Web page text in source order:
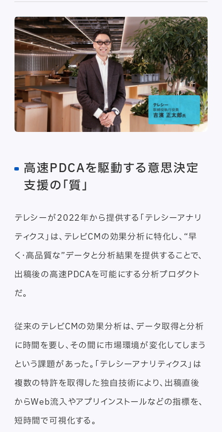
高速PDCAを駆動する意思決定
支援の「質」
テレシーが2022年から提供する「テレシーアナリ
ティクス」は、テレビCMの効果分析に特化し、“早
く・高品質な”データと分析結果を提供することで、
出稿後の高速PDCAを可能にする分析プロダクト
だ。
従来のテレビCMの効果分析は、データ取得と分析
に時間を要し、その間に市場環境が変化してしまう
という課題があった。「テレシーアナリティクス」は
複数の特許を取得した独自技術により、出稿直後
からWeb流入やアプリインストールなどの指標を、
短時間で可視化する。